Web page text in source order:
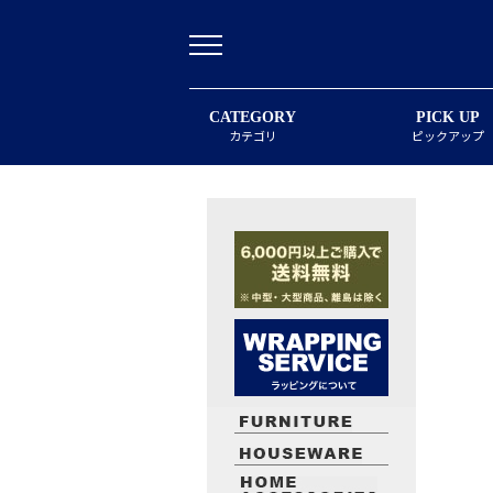
CATEGORY
カテゴリ
PICK UP
ピックアップ